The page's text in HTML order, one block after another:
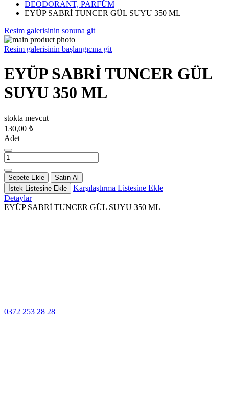
DEODORANT, PARFÜM
EYÜP SABRİ TUNCER GÜL SUYU 350 ML
Resim galerisinin sonuna git
Resim galerisinin başlangıcına git
EYÜP SABRİ TUNCER GÜL
SUYU 350 ML
stokta mevcut
130,00 ₺
Adet
Sepete Ekle
Satın Al
İstek Listesine Ekle
Karşılaştırma Listesine Ekle
Detaylar
EYÜP SABRİ TUNCER GÜL SUYU 350 ML
0372 253 28 28